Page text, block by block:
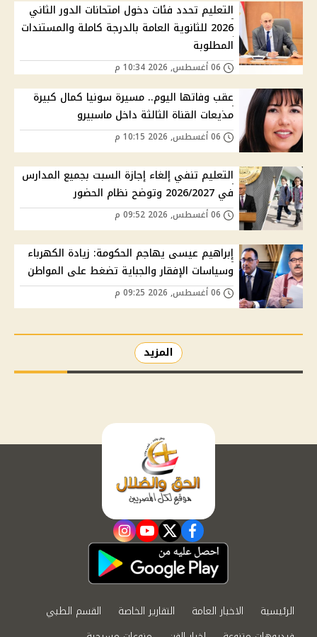
التعليم تحدد فئات دخول امتحانات الدور الثاني
2026 للثانوية العامة بالدرجة كاملة والمستندات
المطلوبة
عقب وفاتها اليوم.. مسيرة سونيا كمال كبيرة
مذيعات القناة الثالثة داخل ماسبيرو
التعليم تنفي إلغاء إجازة السبت بجميع المدارس
في 2026/2027 وتوضح نظام الحضور
إبراهيم عيسى يهاجم الحكومة: زيادة الكهرباء
وسياسات الإفقار والجباية تضغط على المواطن
المزيد
facebook
twitter
youtube
instagram
الرئيسية الاخبار العامة التقارير الخاصة
القسم الطبي